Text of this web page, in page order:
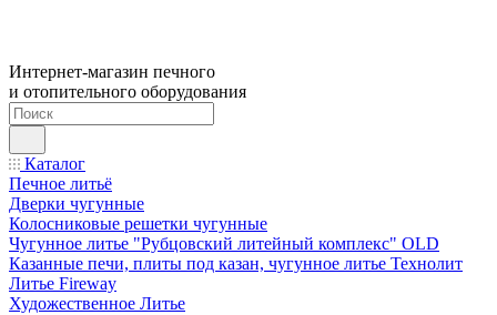
Интернет-магазин печного
и отопительного оборудования
Каталог
Печное литьё
Дверки чугунные
Колосниковые решетки чугунные
Чугунное литье "Рубцовский литейный комплекс" OLD
Казанные печи, плиты под казан, чугунное литье Технолит
Литье Fireway
Художественное Литье